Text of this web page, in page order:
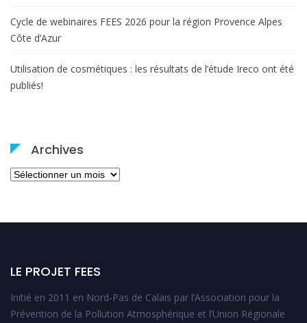
Cycle de webinaires FEES 2026 pour la région Provence Alpes
Côte d’Azur
Utilisation de cosmétiques : les résultats de l’étude Ireco ont été
publiés!
Archives
Archives
LE PROJET FEES
Initié en 2011 en Nord-Pas de Calais par l’Association pour la
Prévention de la Pollution Atmosphérique et l’Union Régionale